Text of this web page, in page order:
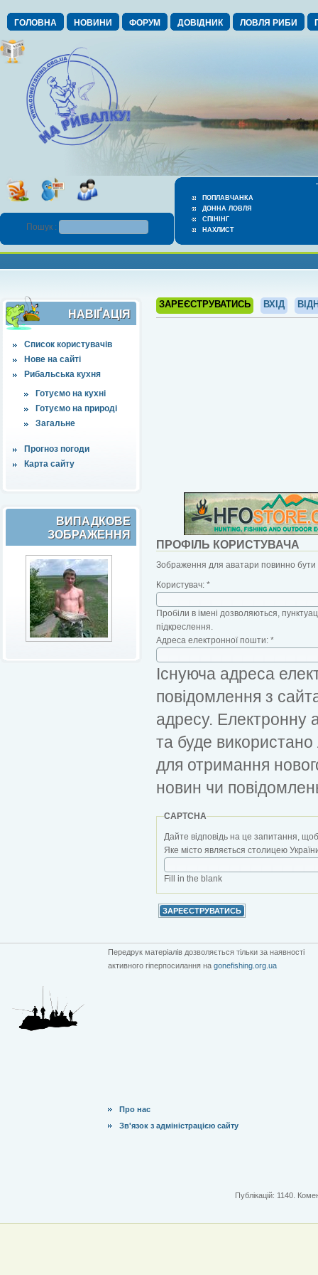
ГОЛОВНА НОВИНИ ФОРУМ ДОВІДНИК ЛОВЛЯ РИБИ
ПОПЛАВЧАНКА
ДОННА ЛОВЛЯ
СПІНІНГ
НАХЛИСТ
Пошук :
НАВІҐАЦІЯ
Список користувачів
Нове на сайті
Рибальська кухня
Готуємо на кухні
Готуємо на природі
Загальне
Прогноз погоди
Карта сайту
ВИПАДКОВЕ
ЗОБРАЖЕННЯ
ЗАРЕЄСТРУВАТИСЬ ВХІД
ПРОФІЛЬ КОРИСТУВАЧА
Зображення для аватари повинно бути
Користувач: *
Пробіли в імені дозволяються,
підкреслення.
Адреса електронної пошти: *
Існуюча адреса
повідомлення з
адресу. Електронну
та буде
для отримання
новин чи
CAPTCHA
Дайте відповідь на це запитання,
Яке місто являється столицею
Fill in the blank
Передрук матеріалів дозволяється тільки за наявності
активного гіперпосилання на gonefishing.org.ua
Про нас
Зв'язок з адміністрацією сайту
Публікацій: 1140.